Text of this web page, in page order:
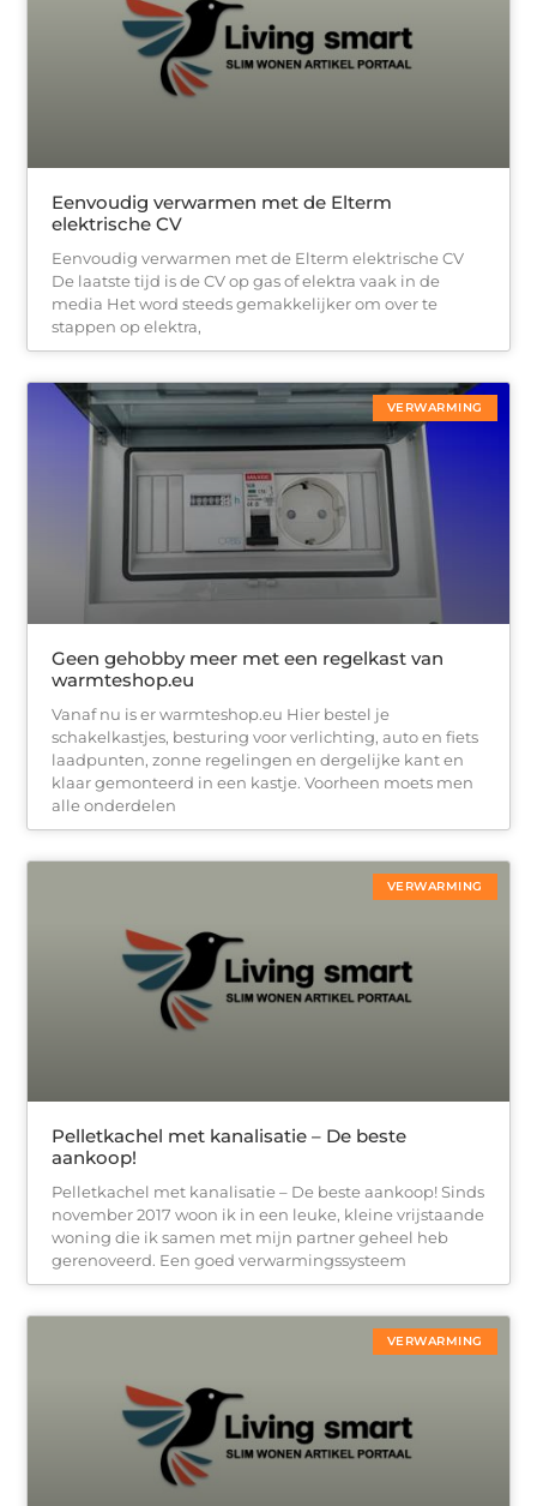
Eenvoudig verwarmen met de Elterm
elektrische CV
Eenvoudig verwarmen met de Elterm elektrische CV
De laatste tijd is de CV op gas of elektra vaak in de
media Het word steeds gemakkelijker om over te
stappen op elektra,
VERWARMING
Geen gehobby meer met een regelkast van
warmteshop.eu
Vanaf nu is er warmteshop.eu Hier bestel je
schakelkastjes, besturing voor verlichting, auto en fiets
laadpunten, zonne regelingen en dergelijke kant en
klaar gemonteerd in een kastje. Voorheen moets men
alle onderdelen
VERWARMING
Pelletkachel met kanalisatie – De beste
aankoop!
Pelletkachel met kanalisatie – De beste aankoop! Sinds
november 2017 woon ik in een leuke, kleine vrijstaande
woning die ik samen met mijn partner geheel heb
gerenoveerd. Een goed verwarmingssysteem
VERWARMING